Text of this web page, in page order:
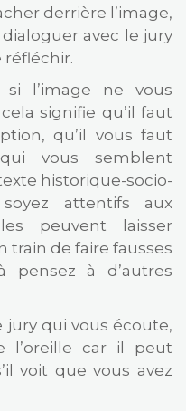
derrière l’image,
avec le jury
si l’image ne vous
signifie qu’il faut
qu’il vous faut
vous semblent
historique-socio-
attentifs aux
peuvent laisser
train de faire fausses
pensez à d’autres
jury qui vous écoute,
l’oreille car il peut
voit que vous avez